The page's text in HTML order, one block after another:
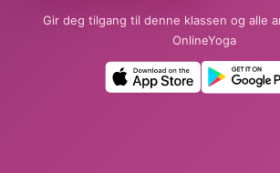
Gir deg tilgang til denne klassen og alle
OnlineYoga